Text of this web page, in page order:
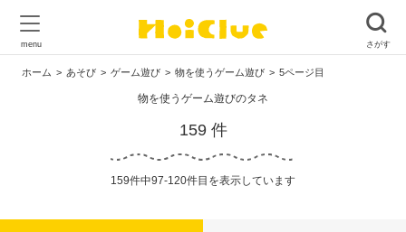
ホーム あそび ゲーム遊び 物を使うゲーム遊び 5ページ目
物を使うゲーム遊びのタネ
159 件
159件中97-120件目を表示しています